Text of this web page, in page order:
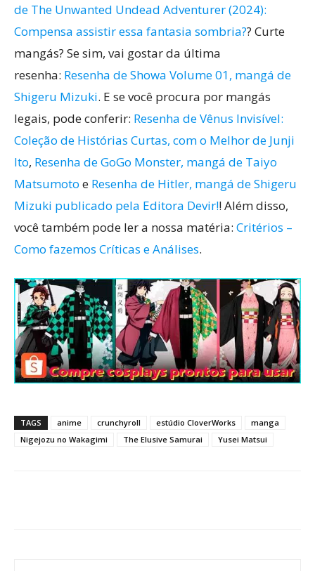
de The Unwanted Undead Adventurer (2024):
Compensa assistir essa fantasia sombria?? Curte
mangás? Se sim, vai gostar da última
resenha: Resenha de Showa Volume 01, mangá de
Shigeru Mizuki. E se você procura por mangás
legais, pode conferir: Resenha de Vênus Invisível:
Coleção de Histórias Curtas, com o Melhor de Junji
Ito, Resenha de GoGo Monster, mangá de Taiyo
Matsumoto e Resenha de Hitler, mangá de Shigeru
Mizuki publicado pela Editora Devir!! Além disso,
você também pode ler a nossa matéria: Critérios –
Como fazemos Críticas e Análises.
TAGS anime crunchyroll estúdio CloverWorks
manga
Nigejozu no Wakagimi
The Elusive Samurai Yusei Matsui